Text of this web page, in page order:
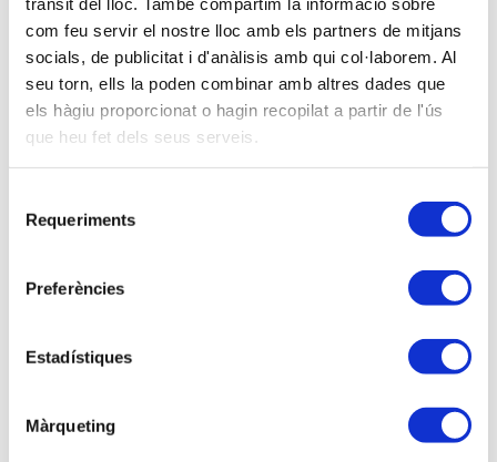
com feu servir el nostre lloc amb els partners de mitjans
socials, de publicitat i d'anàlisis amb qui col·laborem. Al
seu torn, ells la poden combinar amb altres dades que
els hàgiu proporcionat o hagin recopilat a partir de l'ús
que heu fet dels seus serveis.
Requeriments
Preferències
Estadístiques
Màrqueting
Descripción
L’any 2014 ha estat l’any de la reforma fiscal, que ja
està aprovada pel Congrés de Diputats. S’ha de dir
que suposa un ampli abast de canvis a partir del
2015 i el 2016.
Són canvis de calat que fan que aquest tancament
s’hagin de tenir present i
avaluar determinades operacions respecte de la
seva conveniència de formalitzar-les abans de
2015, al marge de les adaptacions que s’hauran
Així mateix en el tancament fiscal de l’exercici 2014